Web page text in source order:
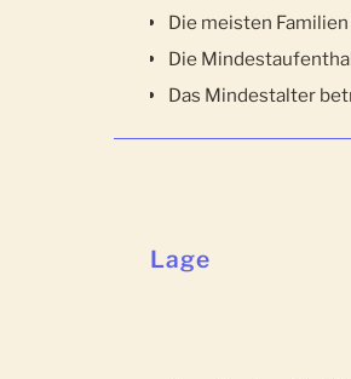
Die meisten
Die
Das Mindestalter
Lage